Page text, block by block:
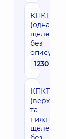
КПКТ
(одна
щелепа,
без
опису)
1230 грн
КПКТ
(верхня
та
нижня
щелепа,